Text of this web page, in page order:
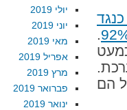
.
הם
יולי 2019
יוני 2019
מאי 2019
אפריל 2019
מרץ 2019
פברואר 2019
ינואר 2019